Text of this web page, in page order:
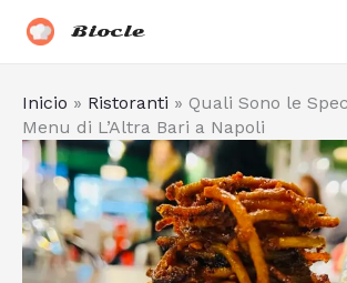
Biocle
Inicio » Ristoranti » Quali Sono le
Menu di L’Altra Bari a Napoli